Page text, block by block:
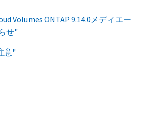
Volumes ONTAP 9.14.0メディエー
せ"
意"